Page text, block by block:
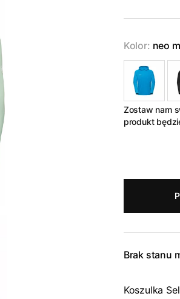
Kolor: neo
Zostaw nam
produkt
Brak stanu
Koszulka